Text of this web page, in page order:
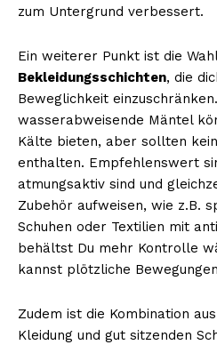
zum Untergrund verbessert.
Ein weiterer Punkt ist die
Bekleidungsschichten, die
Beweglichkeit
wasserabweisende Mäntel
Kälte bieten, aber sollten
enthalten. Empfehlenswert
atmungsaktiv sind und
Zubehör aufweisen, wie z.B.
Schuhen oder Textilien mit
behältst Du mehr Kontrolle
kannst plötzliche
Zudem ist die Kombination
Kleidung und gut sitzenden